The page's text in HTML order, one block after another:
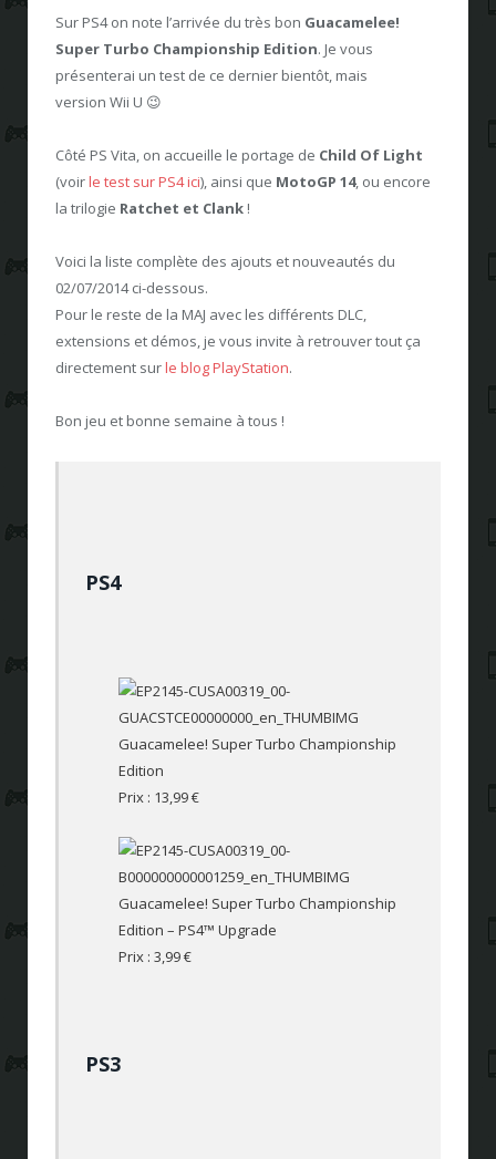
Sur PS4 on note l’arrivée du très bon Guacamelee!
Super Turbo Championship Edition. Je vous
présenterai un test de ce dernier bientôt, mais
version Wii U 😉
Côté PS Vita, on accueille le portage de Child Of Light
(voirle test sur PS4 ici), ainsi que MotoGP 14, ou encore
la trilogie Ratchet et Clank !
Voici la liste complète des ajouts et nouveautés du
02/07/2014 ci-dessous.
Pour le reste de la MAJ avec les différents DLC,
extensions et démos, je vous invite à retrouver tout ça
directement surle blog PlayStation.
Bon jeu et bonne semaine à tous !
PS4
Guacamelee! Super Turbo Championship
Edition
Prix : 13,99 €
Guacamelee! Super Turbo Championship
Edition – PS4™ Upgrade
Prix : 3,99 €
PS3